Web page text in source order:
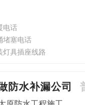
电话
堵塞电话
灯具插座线路
防水补漏公司